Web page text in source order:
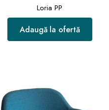
Loria PP
Adaugă la ofertă